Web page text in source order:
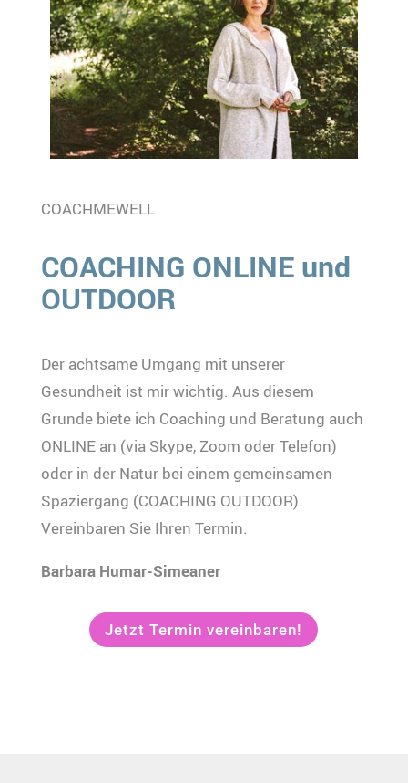
COACHMEWELL
COACHING ONLINE und
OUTDOOR
Der achtsame Umgang mit unserer
Gesundheit ist mir wichtig. Aus diesem
Grunde biete ich Coaching und Beratung auch
ONLINE an (via Skype, Zoom oder Telefon)
oder in der Natur bei einem gemeinsamen
Spaziergang (COACHING OUTDOOR).
Vereinbaren Sie Ihren Termin.
Barbara Humar-Simeaner
Jetzt Termin vereinbaren!